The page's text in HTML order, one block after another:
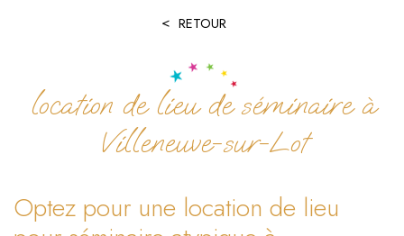
RETOUR
location de lieu de séminaire à
Villeneuve-sur-Lot
Optez pour une location de lieu